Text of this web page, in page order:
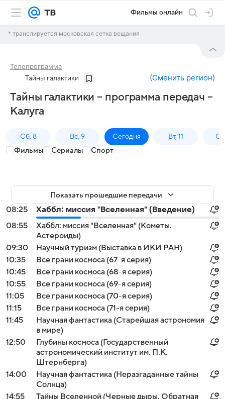
Фильмы онлайн
* транслируется московская сетка вещания
Телепрограмма
Тайны галактики (Сменить регион)
Тайны галактики – программа передач –
Калуга
Сб, 8 Вс, 9 Сегодня Вт, 11
Фильмы Сериалы Спорт
Показать прошедшие передачи
08:25
Хаббл: миссия "Вселенная" (Введение)
08:55
Хаббл: миссия "Вселенная" (Кометы.
Астероиды)
09:30
Научный туризм (Выставка в ИКИ РАН)
10:35
Все грани космоса (67-я серия)
10:45
Все грани космоса (68-я серия)
10:55
Все грани космоса (69-я серия)
11:05
Все грани космоса (70-я серия)
11:15
Все грани космоса (71-я серия)
11:45
Научная фантастика (Старейшая астрономия
в мире)
12:50
Глубины космоса (Государственный
астрономический институт им. П.К.
Штернберга)
14:00
Научная фантастика (Неразгаданные тайны
Солнца)
14:55
Тайны Вселенной (Черные дыры. Обратная